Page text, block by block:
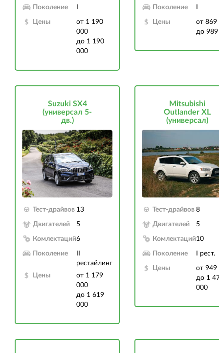
Поколение
Цены
от 1 190
000
до 1 190
000
Поколение
Цены
от 869
до
Suzuki SX4
(универсал 5-
дв.)
Тест-драйвов 13
Двигателей 5
Комлектаций6
Поколение
рестайлинг
Цены
от 1 179
000
до 1 619
000
Mitsubishi
Outlander XL
(универсал)
Тест-драйвов 8
Двигателей 5
Комлектаций10
Поколение I рест.
Цены
от 949
до 1
000